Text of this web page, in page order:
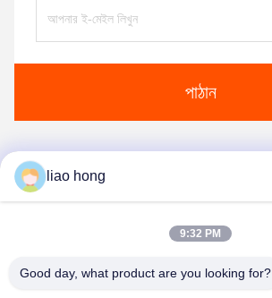
পাঠান
liao hong
9:32 PM
Good day, what product are you looking for?